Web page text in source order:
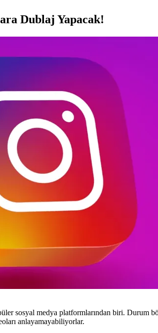
Dublaj Yapacak!
sosyal medya platformlarından biri. Durum
anlayamayabiliyorlar.